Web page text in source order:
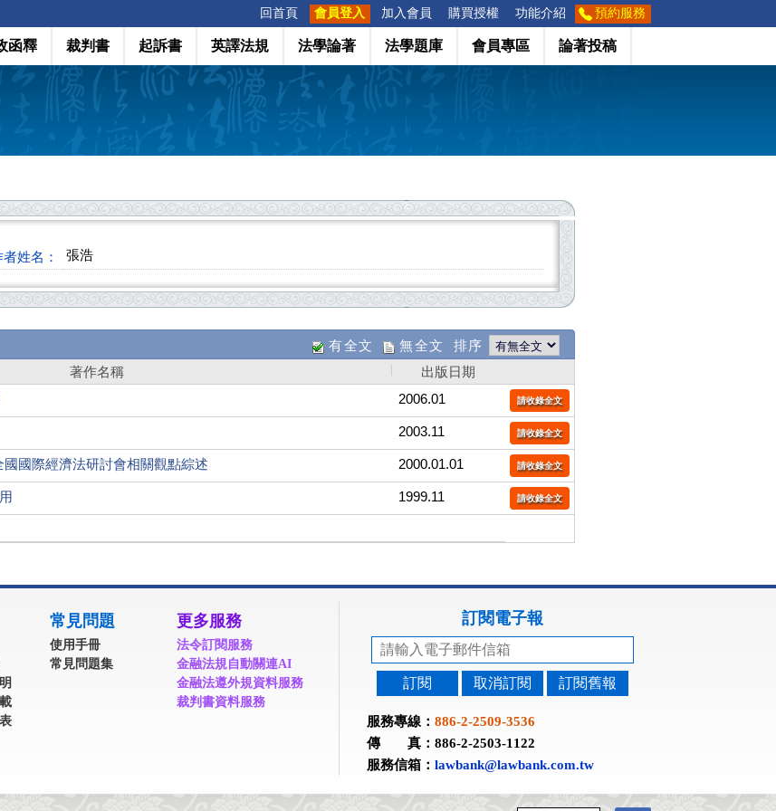
回首頁 會員登入 加入會員 購買授權 功能介紹 預約服務
函釋 裁判書 起訴書 英譯法規 法學論著 法學題庫 會員專區 論著投稿
者姓名： 張浩
有全文 無全文 排序
著作名稱
出版日期
2006.01 請收錄全文
2003.11 請收錄全文
國際經濟法研討會相關觀點綜述 2000.01.01 請收錄全文
1999.11 請收錄全文
常見問題
使用手冊
常見問題集
更多服務
法令訂閱服務
金融法規自動關連AI
金融法遵外規資料服務
裁判書資料服務
訂閱電子報
訂閱 取消訂閱 訂閱舊報
服務專線： 886-2-2509-3536
傳 真：886-2-2503-1122
服務信箱： lawbank@lawbank.com.tw